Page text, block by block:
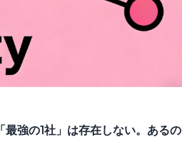
「最強の1社」は存在しない。あるの